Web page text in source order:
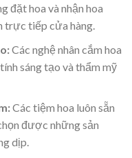
đặt hoa và nhận hoa
trực tiếp cửa hàng.
Các nghệ nhân cắm hoa
sáng tạo và thẩm mỹ
Các tiệm hoa luôn sẵn
được những sản
dịp.